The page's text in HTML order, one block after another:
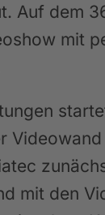
Auf dem
mit
mit den